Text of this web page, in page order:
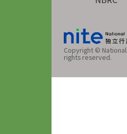
Copyright ©
rights reserved.